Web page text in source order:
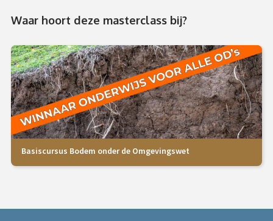
Waar hoort deze masterclass bij?
Basiscursus Bodem onder de Omgevingswet